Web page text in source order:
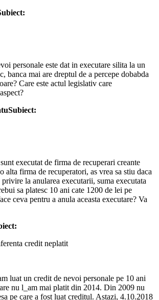
personale este dat in executare silita la un
banca mai are dreptul de a percepe dobabda
Care este actul legislativ care
Subiect:
executat de firma de recuperari creante
alta firma de recuperatori, as vrea sa stiu daca
la anularea executarii, suma executata
sa platesc 10 ani cate 1200 de lei pe
ceva pentru a anula aceasta executare? Va
credit neplatit
luat un credit de nevoi personale pe 10 ani
nu l_am mai platit din 2014. Din 2009 nu
pe care a fost luat creditul. Astazi, 4.10.2018